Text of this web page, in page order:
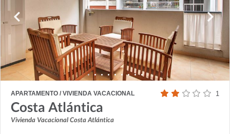
APARTAMENTO / VIVIENDA VACACIONAL 1
Costa Atlántica
Vivienda Vacacional Costa Atlántica